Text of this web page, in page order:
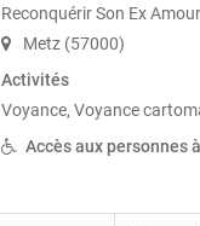
Reconquérir Son Ex
Metz (57000)
Activités
Voyance, Voyance
Accès aux personnes